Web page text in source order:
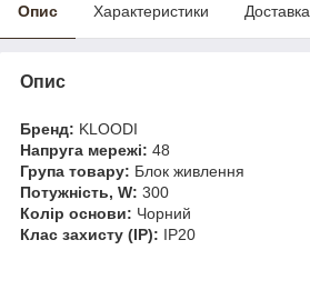
Опис Характеристики Доставка
Опис
Бренд: KLOODI
Напруга мережі: 48
Група товару: Блок живлення
Потужність, W: 300
Колір основи: Чорний
Клас захисту (IP): IP20